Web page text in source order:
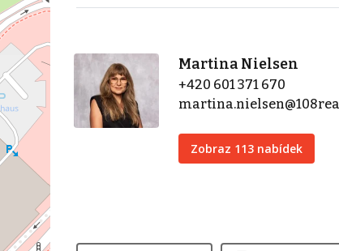
Martina Nielsen
+420 601 371 670
Zobraz 113 nabídek